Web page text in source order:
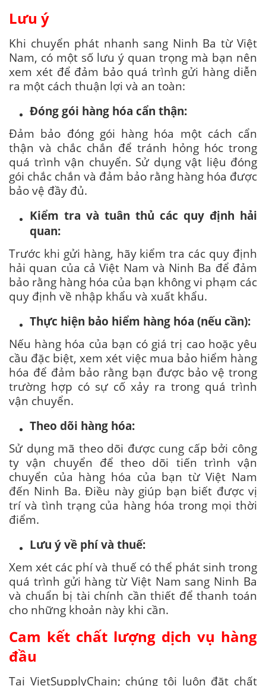
Lưu ý
Khi chuyển phát nhanh sang Ninh Ba từ Việt
Nam, có một số lưu ý quan trọng mà bạn nên
xem xét để đảm bảo quá trình gửi hàng diễn
ra một cách thuận lợi và an toàn:
Đóng gói hàng hóa cẩn thận:
Đảm bảo đóng gói hàng hóa một cách cẩn
thận và chắc chắn để tránh hỏng hóc trong
quá trình vận chuyển. Sử dụng vật liệu đóng
gói chắc chắn và đảm bảo rằng hàng hóa được
bảo vệ đầy đủ.
Kiểm tra và tuân thủ các quy định hải
quan:
Trước khi gửi hàng, hãy kiểm tra các quy định
hải quan của cả Việt Nam và Ninh Ba để đảm
bảo rằng hàng hóa của bạn không vi phạm các
quy định về nhập khẩu và xuất khẩu.
Thực hiện bảo hiểm hàng hóa (nếu cần):
Nếu hàng hóa của bạn có giá trị cao hoặc yêu
cầu đặc biệt, xem xét việc mua bảo hiểm hàng
hóa để đảm bảo rằng bạn được bảo vệ trong
trường hợp có sự cố xảy ra trong quá trình
vận chuyển.
Theo dõi hàng hóa:
Sử dụng mã theo dõi được cung cấp bởi công
ty vận chuyển để theo dõi tiến trình vận
chuyển của hàng hóa của bạn từ Việt Nam
đến Ninh Ba. Điều này giúp bạn biết được vị
trí và tình trạng của hàng hóa trong mọi thời
điểm.
Lưu ý về phí và thuế:
Xem xét các phí và thuế có thể phát sinh trong
quá trình gửi hàng từ Việt Nam sang Ninh Ba
và chuẩn bị tài chính cần thiết để thanh toán
cho những khoản này khi cần.
Cam kết chất lượng dịch vụ hàng
đầu
Tại VietSupplyChain; chúng tôi luôn đặt chất